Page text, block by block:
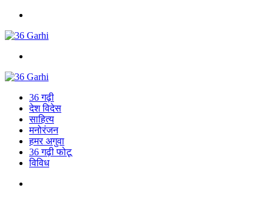
36 गढ़ी
देश विदेस
साहित्य
मनोरंजन
हमर अगुवा
36 गढ़ी फोटू
विविध